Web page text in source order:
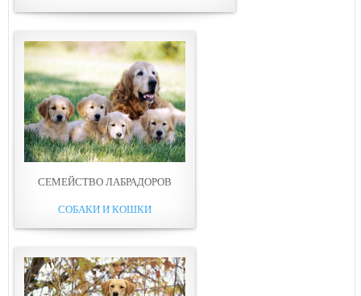
СЕМЕЙСТВО ЛАБРАДОРОВ
СОБАКИ И КОШКИ